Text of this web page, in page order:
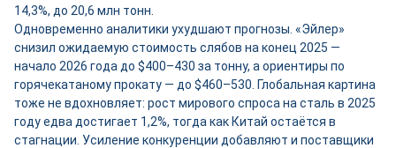
14,3%, до 20,6 млн тонн.
Одновременно аналитики ухудшают прогнозы. «Эйлер»
снизил ожидаемую стоимость слябов на конец 2025 —
начало 2026 года до $400–430 за тонну, а ориентиры по
горячекатаному прокату — до $460–530. Глобальная картина
тоже не вдохновляет: рост мирового спроса на сталь в 2025
году едва достигает 1,2%, тогда как Китай остаётся в
стагнации. Усиление конкуренции добавляют и поставщики